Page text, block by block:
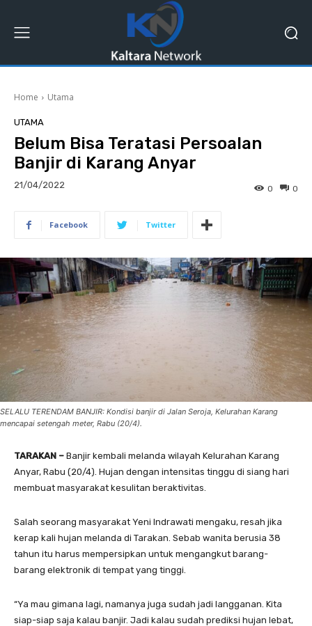
Home Utama
UTAMA
Belum Bisa Teratasi Persoalan
Banjir di Karang Anyar
21/04/2022 0
0
Facebook Twitter
SELALU TERENDAM BANJIR: Kondisi banjir di Jalan Seroja, Kelurahan Karang
mencapai setengah meter, Rabu (20/4).
TARAKAN – Banjir kembali melanda wilayah Kelurahan Karang
Anyar, Rabu (20/4). Hujan dengan intensitas tinggu di siang hari
membuat masyarakat kesulitan beraktivitas.
Salah seorang masyarakat Yeni Indrawati mengaku, resah jika
kerap kali hujan melanda di Tarakan. Sebab wanita berusia 38
tahun itu harus mempersipkan untuk mengangkut barang-
barang elektronik di tempat yang tinggi.
“Ya mau gimana lagi, namanya juga sudah jadi langganan. Kita
siap-siap saja kalau banjir. Jadi kalau sudah prediksi hujan lebat,